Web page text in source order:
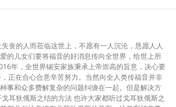
丧的人而莅临这世上，不愿有一人沉沦，恳愿人人
的儿女们要将福音的好消息传向全世界，给世上所
年，全世界锡安家族秉承上帝崇高的旨意，决心要
正在合心合意辛苦努力。当然向全人类传福音并非
事和众多费解复杂的问题纠缠在一起。但是解决方
耳狄俄斯之结的方法 也许大家都听过戈耳狄俄斯之